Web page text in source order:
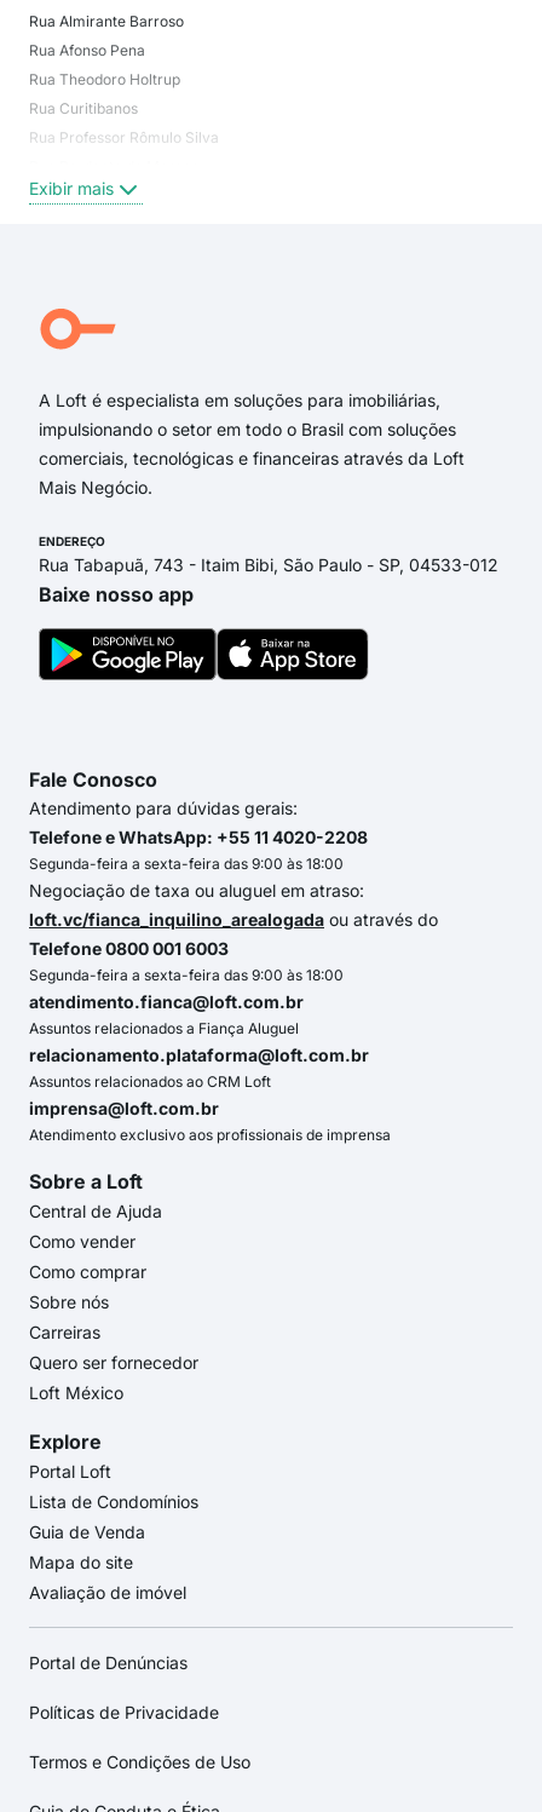
Rua Almirante Barroso
Rua Afonso Pena
Rua Theodoro Holtrup
Rua Curitibanos
Rua Professor Rômulo Silva
Rua Desembargador Guilherme Abry
Rua Luiz Sachtleben
Rua Teófilo Otoni
Exibir mais
A Loft é especialista em soluções para imobiliárias,
impulsionando o setor em todo o Brasil com soluções
comerciais, tecnológicas e financeiras através da Loft
Mais Negócio.
ENDEREÇO
Rua Tabapuã, 743 - Itaim Bibi, São Paulo - SP, 04533-012
Baixe nosso app
Fale Conosco
Atendimento para dúvidas gerais:
Telefone e WhatsApp: +55 11 4020-2208
Segunda-feira a sexta-feira das 9:00 às 18:00
Negociação de taxa ou aluguel em atraso:
loft.vc/fianca_inquilino_arealogada ou através do
Telefone 0800 001 6003
Segunda-feira a sexta-feira das 9:00 às 18:00
atendimento.fianca@loft.com.br
Assuntos relacionados a Fiança Aluguel
relacionamento.plataforma@loft.com.br
Assuntos relacionados ao CRM Loft
imprensa@loft.com.br
Atendimento exclusivo aos profissionais de imprensa
Sobre a Loft
Central de Ajuda
Como vender
Como comprar
Sobre nós
Carreiras
Quero ser fornecedor
Loft México
Explore
Portal Loft
Lista de Condomínios
Guia de Venda
Mapa do site
Avaliação de imóvel
Portal de Denúncias
Políticas de Privacidade
Termos e Condições de Uso